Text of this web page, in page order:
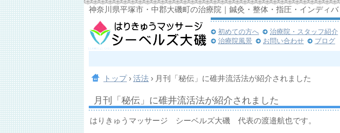
神奈川県平塚市・中郡大磯町の治療院｜鍼灸・整体・指圧・インディ
初めての方へ 治療院・スタッフ紹介
治療院風景
お問い合わせ ブログ
トップ › 活法 › 月刊「秘伝」に碓井流活法が紹介されました
月刊「秘伝」に碓井流活法が紹介されました
はりきゅうマッサージ シーベルズ大磯 代表の渡邉航也です。